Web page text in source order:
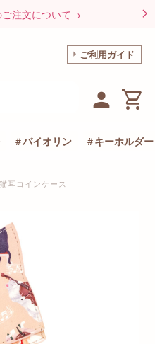
ご注文について→
ご利用ガイド
バイオリン キーホルダー
耳コインケース